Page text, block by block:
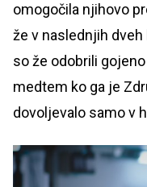
omogočila njihovo
že v naslednjih dveh
so že odobrili
medtem ko ga je
dovoljevalo samo v